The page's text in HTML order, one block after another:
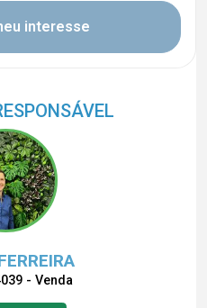
interesse
- Venda